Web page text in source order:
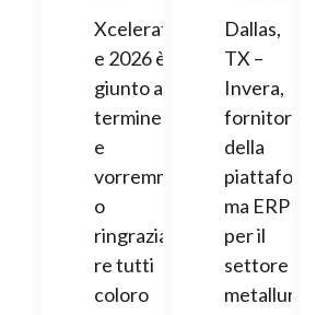
Xcelerat
e 2026 è
giunto al
termine
e
vorremm
o
ringrazia
re tutti
coloro
Dallas,
TX –
Invera,
fornitore
della
piattafor
ma ERP
per il
settore
metallur